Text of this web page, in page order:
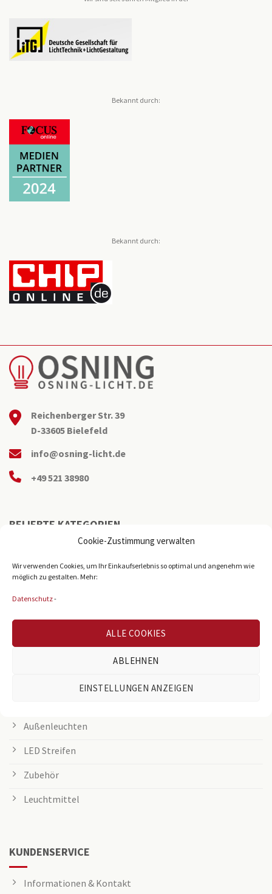
Cookie-Zustimmung verwalten
Wir verwenden Cookies, um Ihr Einkaufserlebnis so optimal und angenehm wie
möglich zu gestalten. Mehr:
Datenschutz-
ALLE COOKIES
ABLEHNEN
EINSTELLUNGEN ANZEIGEN
Bekannt durch:
Bekannt durch:
Reichenberger Str. 39
D-33605 Bielefeld
info@osning-licht.de
+49 521 38980
BELIEBTE KATEGORIEN
LED Panel
Rasterleuchten
Außenleuchten
LED Streifen
Zubehör
Leuchtmittel
KUNDENSERVICE
Informationen & Kontakt